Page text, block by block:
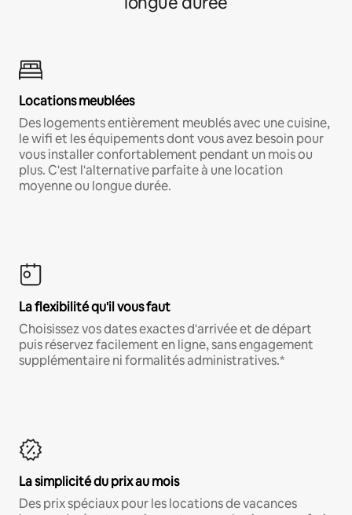
Locations meublées
Des logements entièrement meublés avec une cuisine,
le wifi et les équipements dont vous avez besoin pour
vous installer confortablement pendant un mois ou
plus. C'est l'alternative parfaite à une location
moyenne ou longue durée.
La flexibilité qu'il vous faut
Choisissez vos dates exactes d'arrivée et de départ
puis réservez facilement en ligne, sans engagement
supplémentaire ni formalités administratives.*
La simplicité du prix au mois
Des prix spéciaux pour les locations de vacances